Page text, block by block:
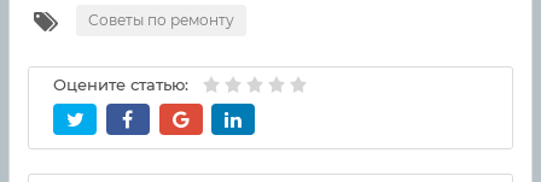
Советы по ремонту
Оцените статью: